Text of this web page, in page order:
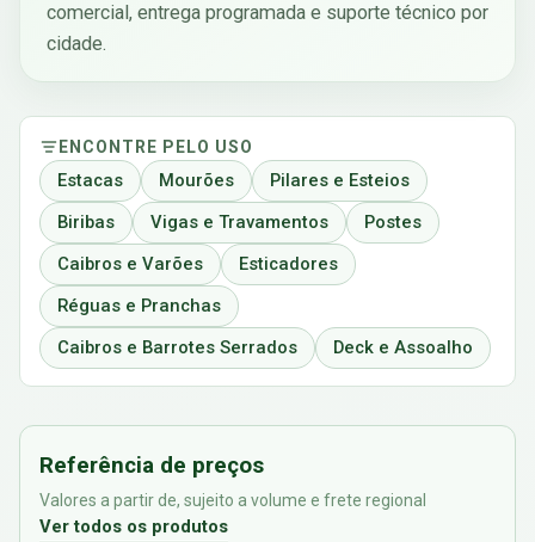
comercial, entrega programada e suporte técnico por
cidade.
ENCONTRE PELO USO
Estacas Mourões
Pilares e Esteios
Biribas
Vigas e Travamentos
Postes
Caibros e Varões
Esticadores
Réguas e Pranchas
Caibros e Barrotes Serrados
Deck e Assoalho
Referência de preços
Valores a partir de, sujeito a volume e frete regional
Ver todos os produtos